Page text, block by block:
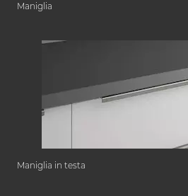
Maniglia
Maniglia in testa